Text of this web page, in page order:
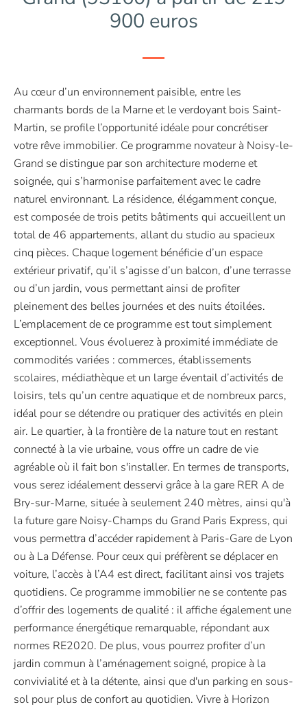
900 euros
Au cœur d’un environnement paisible, entre les
charmants bords de la Marne et le verdoyant bois Saint-
Martin, se profile l’opportunité idéale pour concrétiser
votre rêve immobilier. Ce programme novateur à Noisy-le-
Grand se distingue par son architecture moderne et
soignée, qui s’harmonise parfaitement avec le cadre
naturel environnant. La résidence, élégamment conçue,
est composée de trois petits bâtiments qui accueillent un
total de 46 appartements, allant du studio au spacieux
cinq pièces. Chaque logement bénéficie d’un espace
extérieur privatif, qu’il s’agisse d’un balcon, d’une terrasse
ou d’un jardin, vous permettant ainsi de profiter
pleinement des belles journées et des nuits étoilées.
L’emplacement de ce programme est tout simplement
exceptionnel. Vous évoluerez à proximité immédiate de
commodités variées : commerces, établissements
scolaires, médiathèque et un large éventail d’activités de
loisirs, tels qu’un centre aquatique et de nombreux parcs,
idéal pour se détendre ou pratiquer des activités en plein
air. Le quartier, à la frontière de la nature tout en restant
connecté à la vie urbaine, vous offre un cadre de vie
agréable où il fait bon s'installer. En termes de transports,
vous serez idéalement desservi grâce à la gare RER A de
Bry-sur-Marne, située à seulement 240 mètres, ainsi qu'à
la future gare Noisy-Champs du Grand Paris Express, qui
vous permettra d’accéder rapidement à Paris-Gare de Lyon
ou à La Défense. Pour ceux qui préfèrent se déplacer en
voiture, l’accès à l’A4 est direct, facilitant ainsi vos trajets
quotidiens. Ce programme immobilier ne se contente pas
d’offrir des logements de qualité : il affiche également une
performance énergétique remarquable, répondant aux
normes RE2020. De plus, vous pourrez profiter d’un
jardin commun à l’aménagement soigné, propice à la
convivialité et à la détente, ainsi que d'un parking en sous-
sol pour plus de confort au quotidien. Vivre à Horizon